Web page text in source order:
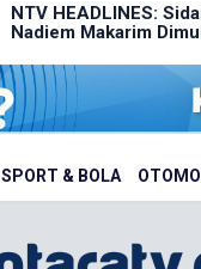
SPORT & BOLA
NTV HEADLINES:
Nadiem Makarim
Nusantaratv.com - 01 Januari